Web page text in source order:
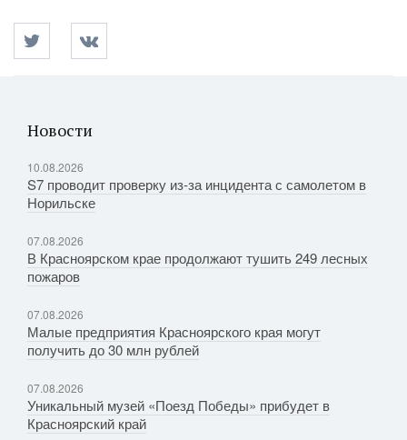
Новости
10.08.2026
S7 проводит проверку из-за инцидента с самолетом в
Норильске
07.08.2026
В Красноярском крае продолжают тушить 249 лесных
пожаров
07.08.2026
Малые предприятия Красноярского края могут
получить до 30 млн рублей
07.08.2026
Уникальный музей «Поезд Победы» прибудет в
Красноярский край